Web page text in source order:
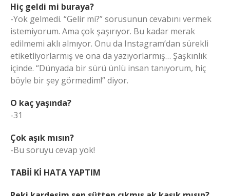
Hiç geldi mi buraya?
-Yok gelmedi. “Gelir mi?” sorusunun cevabını vermek
istemiyorum. Ama çok şaşırıyor. Bu kadar merak
edilmemi aklı almıyor. Onu da Instagram’dan sürekli
etiketliyorlarmış ve ona da yazıyorlarmış… Şaşkınlık
içinde. “Dünyada bir sürü ünlü insan tanıyorum, hiç
böyle bir şey görmedim!” diyor.
O kaç yaşında?
-31
Çok aşık mısın?
-Bu soruyu cevap yok!
TABİİ Kİ HATA YAPTIM